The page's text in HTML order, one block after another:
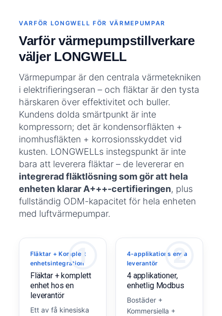
VARFÖR LONGWELL FÖR VÄRMEPUMPAR
Varför värmepumpstillverkare
väljer LONGWELL
Värmepumpar är den centrala värmetekniken
i elektrifieringseran – och fläktar är den tysta
härskaren över effektivitet och buller.
Kundens dolda smärtpunkt är inte
kompressorn; det är kondensorfläkten +
inomhusfläkten + korrosionsskyddet vid
kusten. LONGWELLs instegspunkt är inte
bara att leverera fläktar – de levererar en
integrerad fläktlösning som gör att hela
enheten klarar A+++-certifieringen, plus
fullständig ODM-kapacitet för hela enheten
med luftvärmepumpar.
①
Fläktar + Komplett
enhetsintegration
Fläktar + komplett
enhet hos en
leverantör
Ett av få kinesiska
②
4-applikations enda
leverantör
4 applikationer,
enhetlig Modbus
Bostäder +
Kommersiella +